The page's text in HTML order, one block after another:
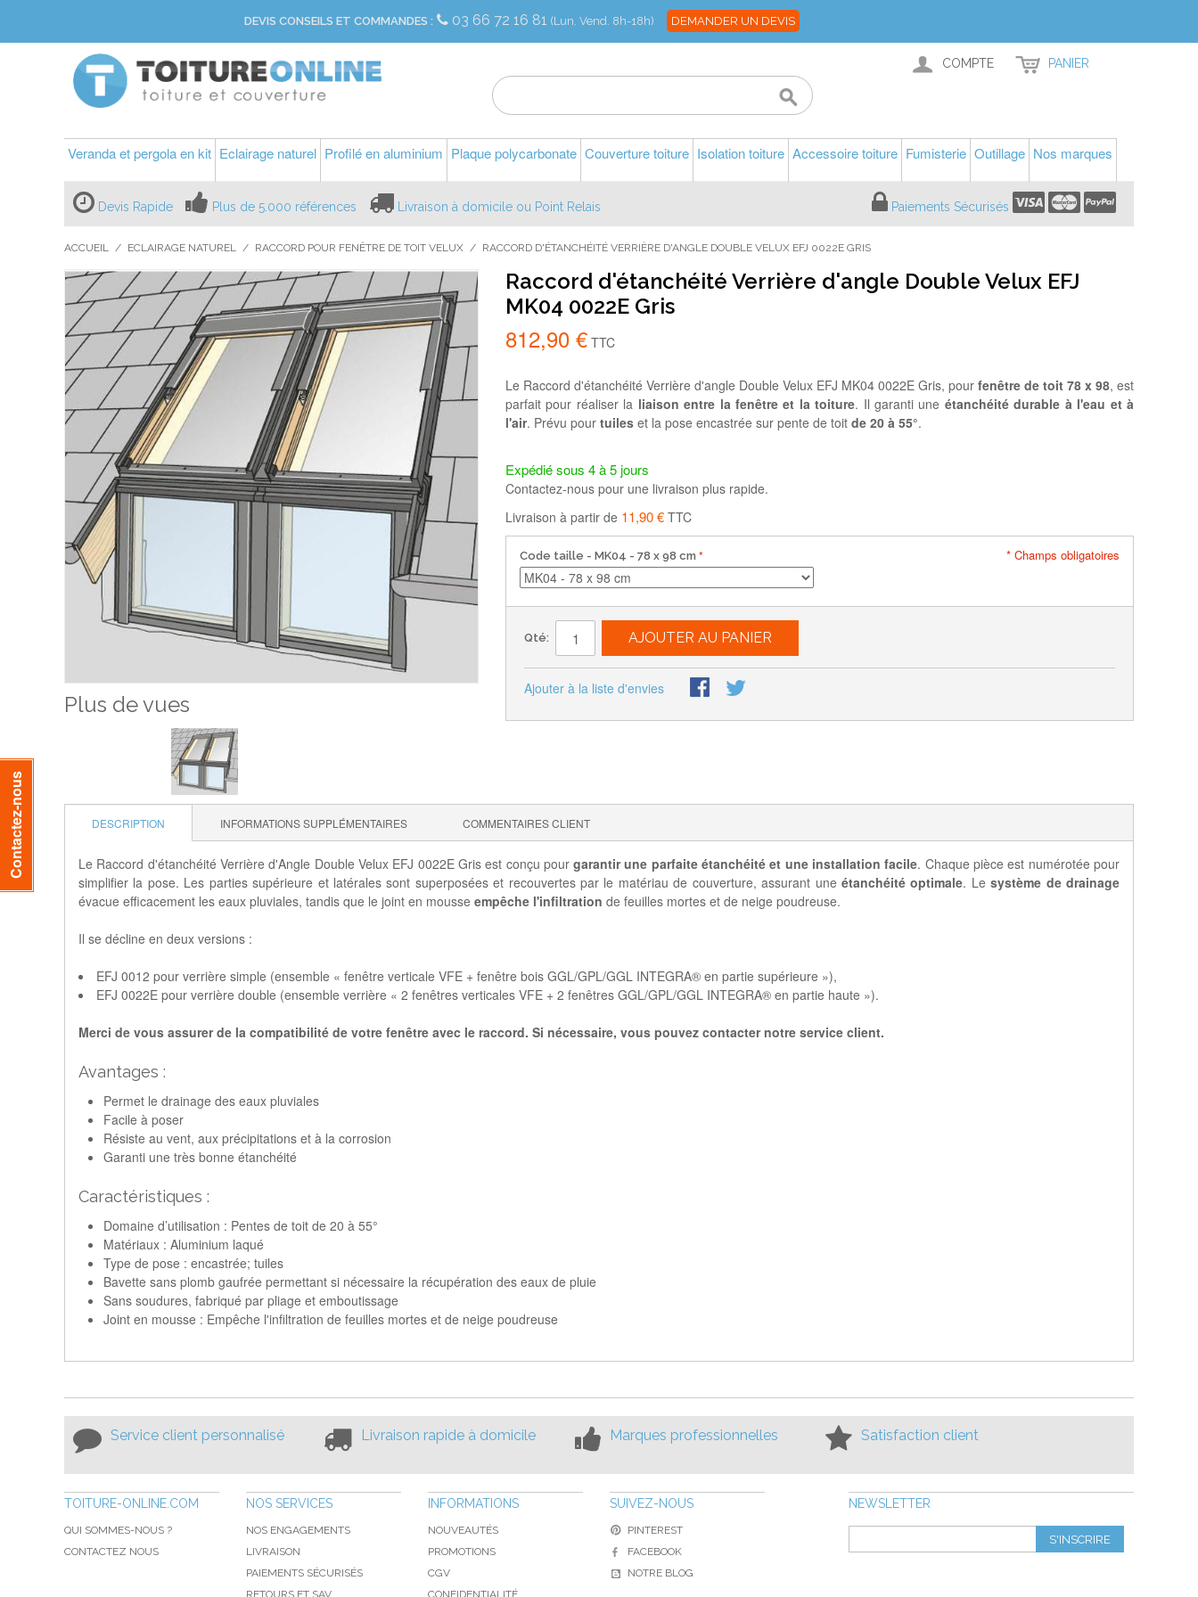
DEVIS CONSEILS ET COMMANDES : 03 66 72 16 81 (Lun. Vend. 8h-18h) DEMANDER UN DEVIS
COMPTE PANIER
Veranda et pergola en kit Eclairage naturel Profilé en aluminium Plaque polycarbonate Couverture toiture Isolation toiture Accessoire toiture Fumisterie Outillage Nos marques
Devis Rapide Plus de 5.000 références Livraison à domicile ou Point Relais Paiements Sécurisés
ACCUEIL / ECLAIRAGE NATUREL / RACCORD POUR FENÊTRE DE TOIT VELUX / RACCORD D'ÉTANCHÉITÉ VERRIÈRE D'ANGLE DOUBLE VELUX EFJ 0022E GRIS
Plus de vues
Raccord d'étanchéité Verrière d'angle Double Velux EFJ
MK04 0022E Gris
812,90 € TTC
Le Raccord d'étanchéité Verrière d'angle Double Velux EFJ MK04 0022E Gris, pour fenêtre de toit 78 x 98, est
parfait pour réaliser la liaison entre la fenêtre et la toiture. Il garanti une étanchéité durable à l'eau et à
l'air. Prévu pour tuiles et la pose encastrée sur pente de toit de 20 à 55°.
Expédié sous 4 à 5 jours
Contactez-nous pour une livraison plus rapide.
Livraison à partir de 11,90 € TTC
Code taille - MK04 - 78 x 98 cm * Champs obligatoires
Qté: AJOUTER AU PANIER
Ajouter à la liste d'envies
DESCRIPTION INFORMATIONS SUPPLÉMENTAIRES COMMENTAIRES CLIENT
Le Raccord d'étanchéité Verrière d'Angle Double Velux EFJ 0022E Gris est conçu pourgarantir une parfaite étanchéité et une installation facile. Chaque pièce est numérotée pour
simplifier la pose. Les parties supérieure et latérales sont superposées et recouvertes par le matériau de couverture, assurant une étanchéité optimale. Lesystème de drainage
évacue efficacement les eaux pluviales, tandis que le joint en mousse empêche l'infiltration de feuilles mortes et de neige poudreuse.
Il se décline en deux versions :
EFJ 0012 pour verrière simple (ensemble « fenêtre verticale VFE + fenêtre bois GGL/GPL/GGL INTEGRA® en partie supérieure »),
EFJ 0022E pour verrière double (ensemble verrière « 2 fenêtres verticales VFE + 2 fenêtres GGL/GPL/GGL INTEGRA® en partie haute »).
Merci de vous assurer de la compatibilité de votre fenêtre avec le raccord. Si nécessaire, vous pouvez contacter notre service client.
Avantages :
Permet le drainage des eaux pluviales
Facile à poser
Résiste au vent, aux précipitations et à la corrosion
Garanti une très bonne étanchéité
Caractéristiques :
Domaine d’utilisation : Pentes de toit de 20 à 55°
Matériaux : Aluminium laqué
Type de pose : encastrée; tuiles
Bavette sans plomb gaufrée permettant si nécessaire la récupération des eaux de pluie
Sans soudures, fabriqué par pliage et emboutissage
Joint en mousse : Empêche l'infiltration de feuilles mortes et de neige poudreuse
Service client personnalisé Livraison rapide à domicile Marques professionnelles Satisfaction client
NEWSLETTER
S'INSCRIRE
TOITURE-ONLINE.COM
QUI SOMMES-NOUS ?
CONTACTEZ NOUS
NOS SERVICES
NOS ENGAGEMENTS
LIVRAISON
PAIEMENTS SÉCURISÉS
RETOURS ET SAV
INFORMATIONS
NOUVEAUTÉS
PROMOTIONS
CGV
CONFIDENTIALITÉ
SUIVEZ-NOUS
PINTEREST
FACEBOOK
NOTRE BLOG
Contactez-nous